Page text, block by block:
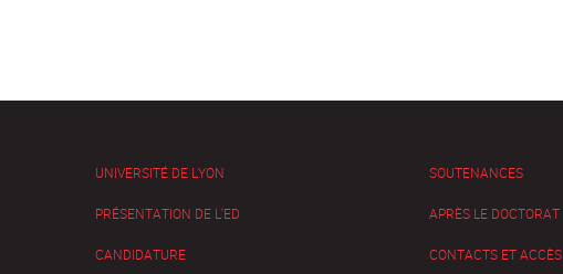
UNIVERSITÉ DE LYON
PRÉSENTATION DE L'ED
CANDIDATURE
SOUTENANCES
APRÈS LE DOCTORAT
CONTACTS ET ACCÈS